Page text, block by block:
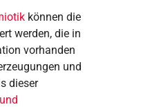
können die
werden, die in
vorhanden
und
dieser